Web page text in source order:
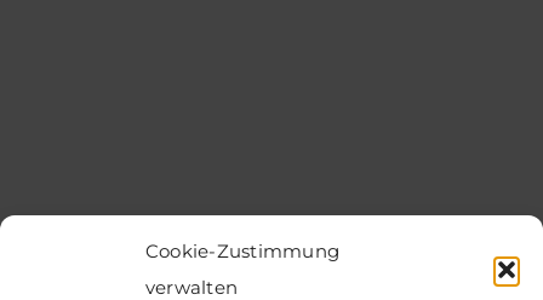
Cookie-Zustimmung
verwalten